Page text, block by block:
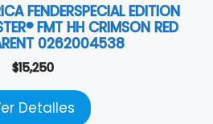
FENDERSPECIAL EDITION
FMT HH CRIMSON RED
0262004538
$15,250
Detalles